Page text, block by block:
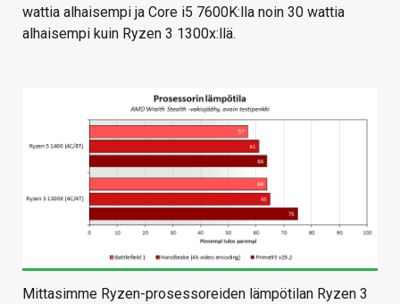
wattia alhaisempi ja Core i5 7600K:lla noin 30 wattia
alhaisempi kuin Ryzen 3 1300x:llä.
Mittasimme Ryzen-prosessoreiden lämpötilan Ryzen 3